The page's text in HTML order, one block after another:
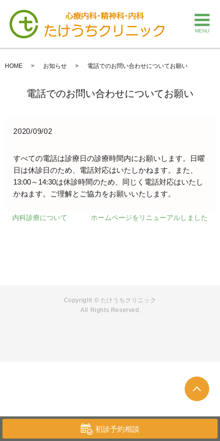
MENU
HOME お知らせ 電話でのお問い合わせについてお願い
電話でのお問い合わせについてお願い
2020/09/02
すべての電話は診療日の診療時間内にお願いします。日曜
日は休診日のため、電話対応はいたしかねます。また、
13:00～14:30は休診時間のため、同じく電話対応はいたし
かねます。ご理解とご協力をお願いいたします。
内科診療について ホームページをリニューアルしました
初診予約相談
Copyright © たけうちクリニック
All Rights Reserved.